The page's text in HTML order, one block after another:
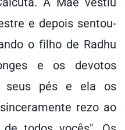
e depois sentou-
o filho de Radhu
e os devotos
seus pés e ela os
rezo ao